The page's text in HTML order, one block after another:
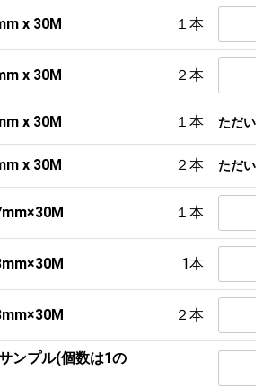
x 30M １本
x 30M ２本
x 30M １本 ただい
x 30M ２本 ただい
１本
1本
２本
ンプル(個数は1の